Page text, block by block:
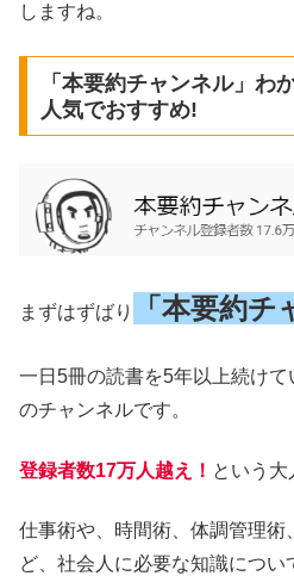
しますね。
「本要約チャンネル」わ
人気でおすすめ!
まずはずばり 「本要約チ
一日5冊の読書を5年以上続けて
のチャンネルです。
登録者数17万人越え！ という大
仕事術や、時間術、体調管理術
ど、社会人に必要な知識につい